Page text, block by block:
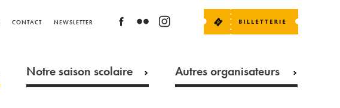
CONTACT NEWSLETTER
Notre saison scolaire Autres organisateurs